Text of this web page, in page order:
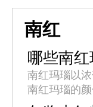
脂，这种质
及的。和田玉
南红
哪些南
呢？
南红玛瑙以
南红玛瑙的
要有柿子红